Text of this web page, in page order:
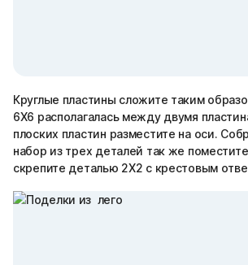
Круглые пластины сложите таким
6Х6 располагалась между двумя
плоских пластин разместите на оси.
набор из трех деталей так же
скрепите деталью 2Х2 с крестовым